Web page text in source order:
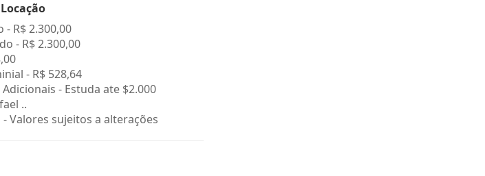
- R$ 2.300,00
- R$ 2.300,00
- R$ 528,64
- Estuda ate $2.000
..
Valores sujeitos a alterações